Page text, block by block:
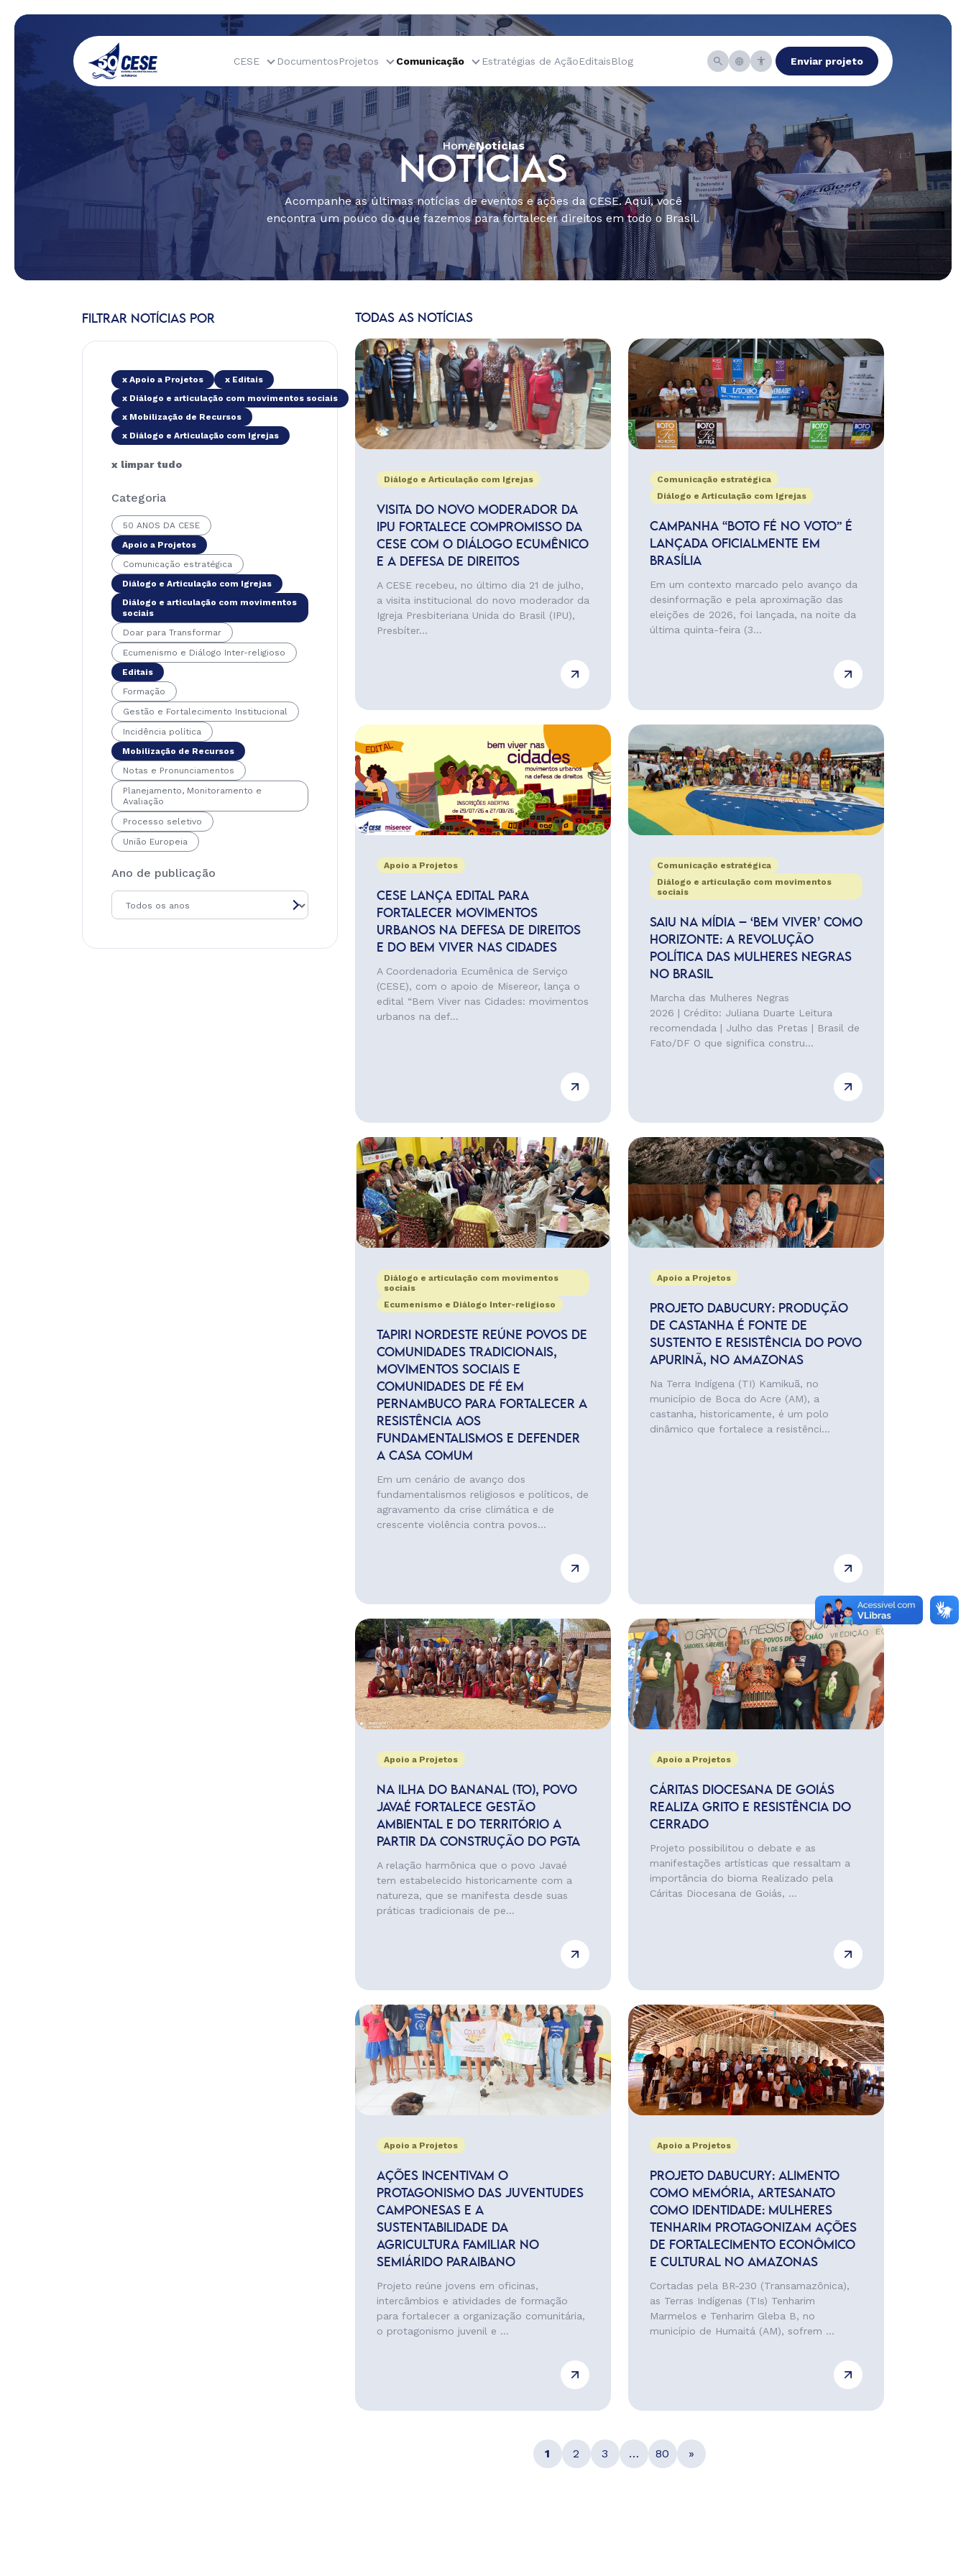
CESE DocumentosProjetos Comunicação Estratégias de AçãoEditaisBlog Enviar projeto
HomeNotícias
NOTÍCIAS
Acompanhe as últimas notícias de eventos e ações da CESE. Aqui, você
encontra um pouco do que fazemos para fortalecer direitos em todo o Brasil.
FILTRAR NOTÍCIAS POR
x Apoio a Projetos
x Editais
x Diálogo e articulação com movimentos sociais
x Mobilização de Recursos
x Diálogo e Articulação com Igrejas
x limpar tudo
Categoria
50 ANOS DA CESE
Apoio a Projetos
Comunicação estratégica
Diálogo e Articulação com Igrejas
Diálogo e articulação com movimentos
sociais
Doar para Transformar
Ecumenismo e Diálogo Inter-religioso
Editais
Formação
Gestão e Fortalecimento Institucional
Incidência política
Mobilização de Recursos
Notas e Pronunciamentos
Planejamento, Monitoramento e
Avaliação
Processo seletivo
União Europeia
Ano de publicação
TODAS AS NOTÍCIAS
Diálogo e Articulação com Igrejas
VISITA DO NOVO MODERADOR DA
IPU FORTALECE COMPROMISSO DA
CESE COM O DIÁLOGO ECUMÊNICO
E A DEFESA DE DIREITOS
A CESE recebeu, no último dia 21 de julho,
a visita institucional do novo moderador da
Igreja Presbiteriana Unida do Brasil (IPU),
Presbíter...
Comunicação estratégica
Diálogo e Articulação com Igrejas
CAMPANHA “BOTO FÉ NO VOTO” É
LANÇADA OFICIALMENTE EM
BRASÍLIA
Em um contexto marcado pelo avanço da
desinformação e pela aproximação das
eleições de 2026, foi lançada, na noite da
última quinta-feira (3...
Apoio a Projetos
CESE LANÇA EDITAL PARA
FORTALECER MOVIMENTOS
URBANOS NA DEFESA DE DIREITOS
E DO BEM VIVER NAS CIDADES
A Coordenadoria Ecumênica de Serviço
(CESE), com o apoio de Misereor, lança o
edital “Bem Viver nas Cidades: movimentos
urbanos na def...
Comunicação estratégica
Diálogo e articulação com movimentos
sociais
SAIU NA MÍDIA – ‘BEM VIVER’ COMO
HORIZONTE: A REVOLUÇÃO
POLÍTICA DAS MULHERES NEGRAS
NO BRASIL
Marcha das Mulheres Negras
2026 | Crédito: Juliana Duarte Leitura
recomendada | Julho das Pretas | Brasil de
Fato/DF O que significa constru...
Diálogo e articulação com movimentos
sociais
Ecumenismo e Diálogo Inter-religioso
TAPIRI NORDESTE REÚNE POVOS DE
COMUNIDADES TRADICIONAIS,
MOVIMENTOS SOCIAIS E
COMUNIDADES DE FÉ EM
PERNAMBUCO PARA FORTALECER A
RESISTÊNCIA AOS
FUNDAMENTALISMOS E DEFENDER
A CASA COMUM
Em um cenário de avanço dos
fundamentalismos religiosos e políticos, de
agravamento da crise climática e de
crescente violência contra povos...
Apoio a Projetos
PROJETO DABUCURY: PRODUÇÃO
DE CASTANHA É FONTE DE
SUSTENTO E RESISTÊNCIA DO POVO
APURINÃ, NO AMAZONAS
Na Terra Indígena (TI) Kamikuã, no
município de Boca do Acre (AM), a
castanha, historicamente, é um polo
dinâmico que fortalece a resistênci...
Apoio a Projetos
NA ILHA DO BANANAL (TO), POVO
JAVAÉ FORTALECE GESTÃO
AMBIENTAL E DO TERRITÓRIO A
PARTIR DA CONSTRUÇÃO DO PGTA
A relação harmônica que o povo Javaé
tem estabelecido historicamente com a
natureza, que se manifesta desde suas
práticas tradicionais de pe...
Apoio a Projetos
CÁRITAS DIOCESANA DE GOIÁS
REALIZA GRITO E RESISTÊNCIA DO
CERRADO
Projeto possibilitou o debate e as
manifestações artísticas que ressaltam a
importância do bioma Realizado pela
Cáritas Diocesana de Goiás, ...
Apoio a Projetos
AÇÕES INCENTIVAM O
PROTAGONISMO DAS JUVENTUDES
CAMPONESAS E A
SUSTENTABILIDADE DA
AGRICULTURA FAMILIAR NO
SEMIÁRIDO PARAIBANO
Projeto reúne jovens em oficinas,
intercâmbios e atividades de formação
para fortalecer a organização comunitária,
o protagonismo juvenil e ...
Apoio a Projetos
PROJETO DABUCURY: ALIMENTO
COMO MEMÓRIA, ARTESANATO
COMO IDENTIDADE: MULHERES
TENHARIM PROTAGONIZAM AÇÕES
DE FORTALECIMENTO ECONÔMICO
E CULTURAL NO AMAZONAS
Cortadas pela BR-230 (Transamazônica),
as Terras Indígenas (TIs) Tenharim
Marmelos e Tenharim Gleba B, no
município de Humaitá (AM), sofrem ...
1 2 3 … 80 »